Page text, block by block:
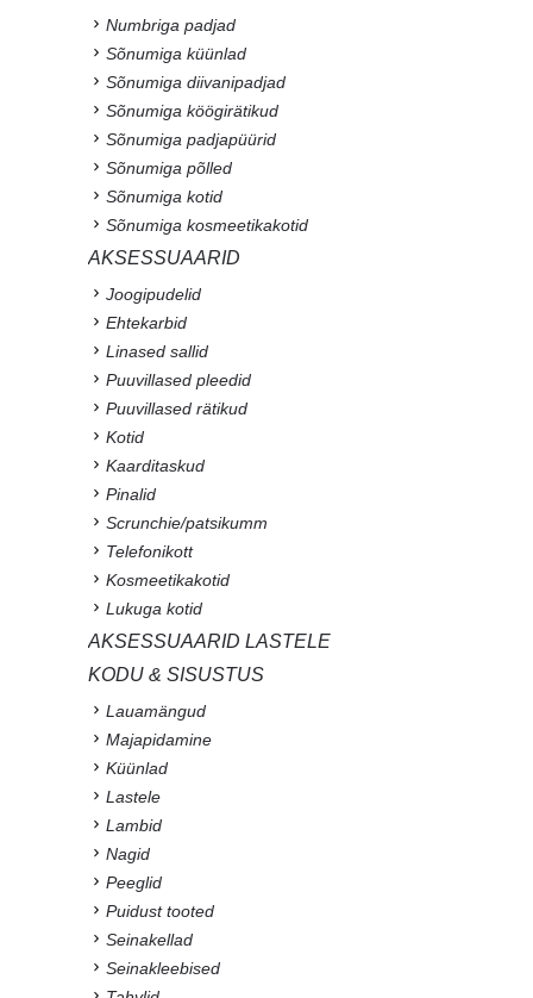
Numbriga padjad
Sõnumiga küünlad
Sõnumiga diivanipadjad
Sõnumiga köögirätikud
Sõnumiga padjapüürid
Sõnumiga põlled
Sõnumiga kotid
Sõnumiga kosmeetikakotid
AKSESSUAARID
Joogipudelid
Ehtekarbid
Linased sallid
Puuvillased pleedid
Puuvillased rätikud
Kotid
Kaarditaskud
Pinalid
Scrunchie/patsikumm
Telefonikott
Kosmeetikakotid
Lukuga kotid
AKSESSUAARID LASTELE
KODU & SISUSTUS
Lauamängud
Majapidamine
Küünlad
Lastele
Lambid
Nagid
Peeglid
Puidust tooted
Seinakellad
Seinakleebised